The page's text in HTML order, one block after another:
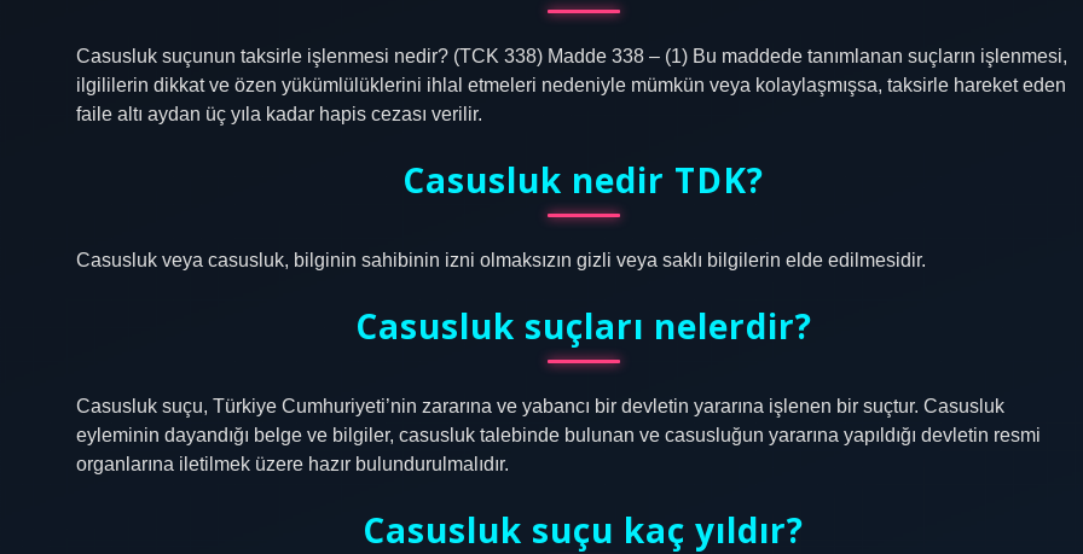
Casusluk suçunun taksirle işlenmesi nedir? (TCK 338) Madde 338 – (1) Bu maddede tanımlanan suçların işlenmesi,
ilgililerin dikkat ve özen yükümlülüklerini ihlal etmeleri nedeniyle mümkün veya kolaylaşmışsa, taksirle hareket eden
faile altı aydan üç yıla kadar hapis cezası verilir.
Casusluk nedir TDK?
Casusluk veya casusluk, bilginin sahibinin izni olmaksızın gizli veya saklı bilgilerin elde edilmesidir.
Casusluk suçları nelerdir?
Casusluk suçu, Türkiye Cumhuriyeti’nin zararına ve yabancı bir devletin yararına işlenen bir suçtur. Casusluk
eyleminin dayandığı belge ve bilgiler, casusluk talebinde bulunan ve casusluğun yararına yapıldığı devletin resmi
organlarına iletilmek üzere hazır bulundurulmalıdır.
Casusluk suçu kaç yıldır?